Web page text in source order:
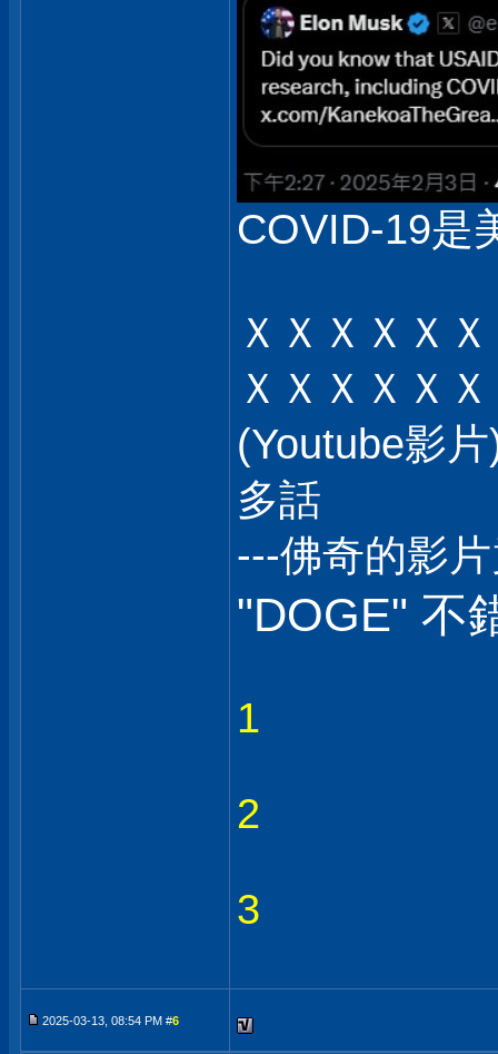
COVID-19是
ＸＸＸＸＸ
ＸＸＸＸＸ
(Youtube影
多話
---佛奇的影
"DOGE" 不
1
2
3
2025-03-13, 08:54 PM #6